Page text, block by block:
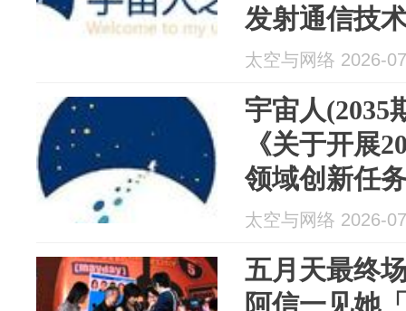
发射通信技
A/B星；Link
文台升轨任
太空与网络 2026-
宇宙人(2035
《关于开展
领域创新任
知》；马斯
太空与网络 2026-
五月天最终
阿信一见她